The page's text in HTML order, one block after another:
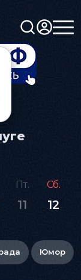
Пт.
11
Сб.
12
Юмор